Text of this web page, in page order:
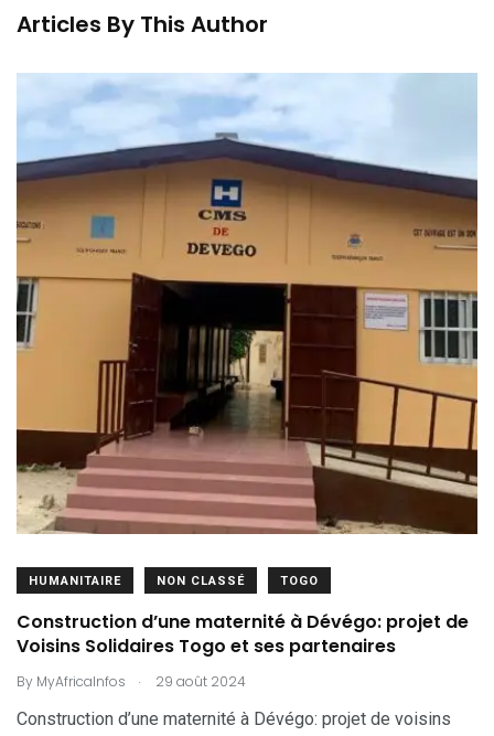
Articles By This Author
HUMANITAIRE NON CLASSÉ TOGO
Construction d’une maternité à Dévégo: projet de
Voisins Solidaires Togo et ses partenaires
By MyAfricaInfos . 29 août 2024
Construction d’une maternité à Dévégo: projet de voisins